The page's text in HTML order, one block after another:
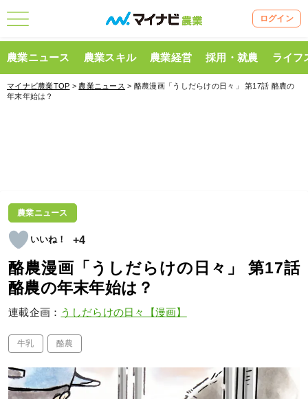
ログイン
農業ニュース 農業スキル 農業経営 採用・就農 ライフ
マイナビ農業TOP > 農業ニュース > 酪農漫画「うしだらけの日々」 第17話 酪農の
年末年始は？
農業ニュース
+4
酪農漫画「うしだらけの日々」 第17話
酪農の年末年始は？
連載企画： うしだらけの日々【漫画】
牛乳 酪農